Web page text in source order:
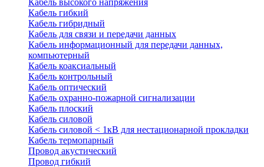
Кабель высокого напряжения
Кабель гибкий
Кабель гибридный
Кабель для связи и передачи данных
Кабель информационный для передачи данных,
компьютерный
Кабель коаксиальный
Кабель контрольный
Кабель оптический
Кабель охранно-пожарной сигнализации
Кабель плоский
Кабель силовой
Кабель силовой < 1кВ для нестационарной прокладки
Кабель термопарный
Провод акустический
Провод гибкий